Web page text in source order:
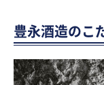
豊永酒造のこ